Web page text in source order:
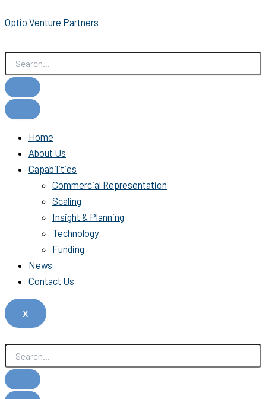
to
Optio Venture Partners
Home
About Us
Capabilities
Commercial Representation
Scaling
Insight & Planning
Technology
Funding
News
Contact Us
X